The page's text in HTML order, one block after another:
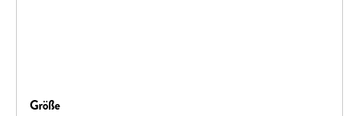
Größeauswählen